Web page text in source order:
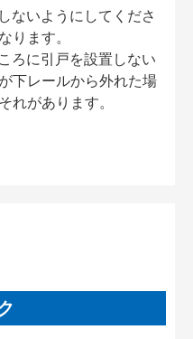
ないようにしてくださ
ります。
ろに引戸を設置しない
下レールから外れた場
れがあります。